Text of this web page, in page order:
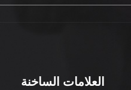
العلامات الساخنة